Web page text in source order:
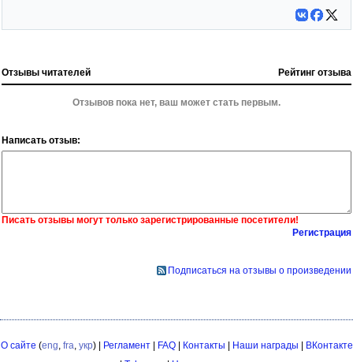
Отзывы читателей Рейтинг отзыва
Отзывов пока нет, ваш может стать первым.
Написать отзыв:
Писать отзывы могут только зарегистрированные посетители!
Регистрация
Подписаться на отзывы о произведении
О сайте (eng fra укр) | Регламент| FAQ| Контакты | Наши награды | ВКонтакте